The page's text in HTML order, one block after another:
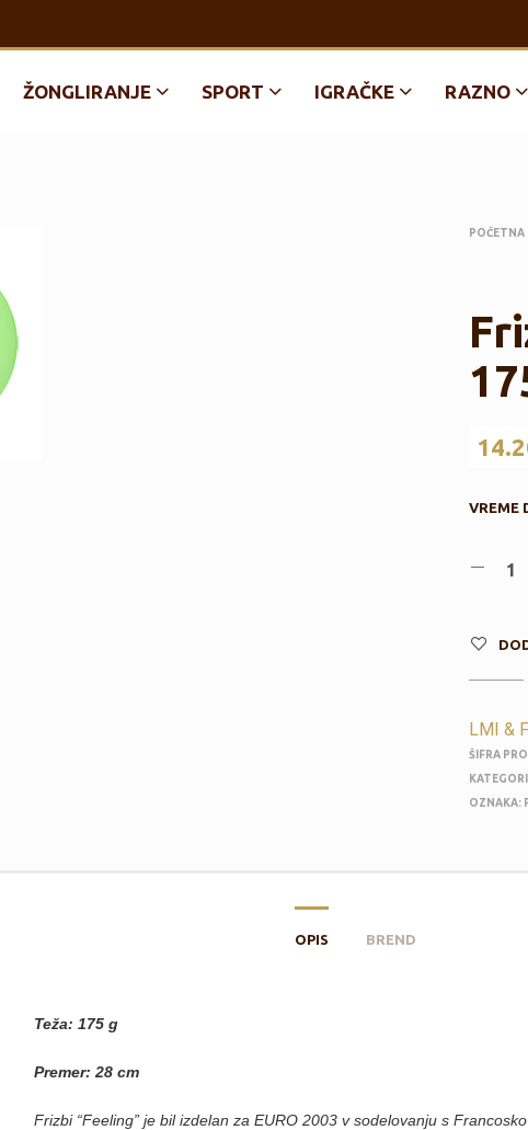
ŽONGLIRANJE SPORT IGRAČKE RAZNO
POČETNA
VREME
LMI &
ŠIFRA
OZNAKA:
OPIS BREND
Teža: 175 g
Premer: 28 cm
Frizbi “Feeling” je bil izdelan za EURO 2003 v sodelovanju s